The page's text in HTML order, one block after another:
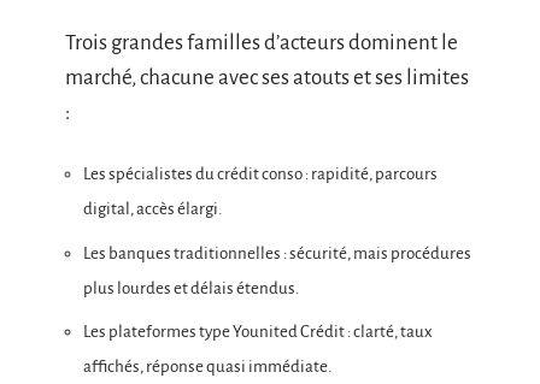
Trois grandes familles d’acteurs dominent le
marché, chacune avec ses atouts et ses limites
:
Les spécialistes du crédit conso : rapidité, parcours
digital, accès élargi.
Les banques traditionnelles : sécurité, mais procédures
plus lourdes et délais étendus.
Les plateformes type Younited Crédit : clarté, taux
affichés, réponse quasi immédiate.